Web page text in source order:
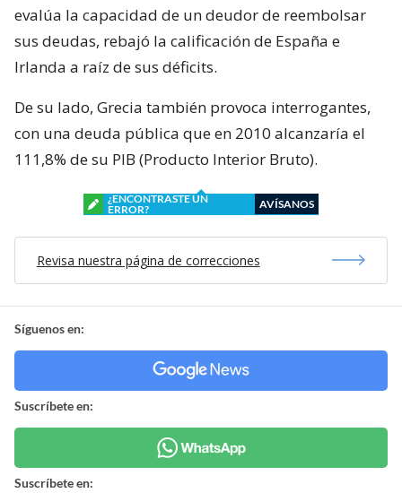
evalúa la capacidad de un deudor de reembolsar
sus deudas, rebajó la calificación de España e
Irlanda a raíz de sus déficits.
De su lado, Grecia también provoca interrogantes,
con una deuda pública que en 2010 alcanzaría el
111,8% de su PIB (Producto Interior Bruto).
¿ENCONTRASTE UN
ERROR?
AVÍSANOS
Revisa nuestra página de correcciones
Síguenos en:
Suscríbete en:
Suscríbete en: